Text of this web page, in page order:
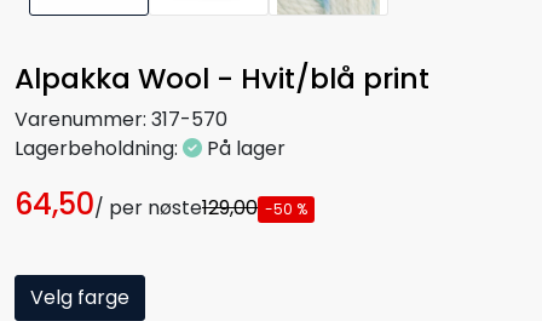
Alpakka Wool - Hvit/blå print
Varenummer: 317-570
Lagerbeholdning:
På lager
64,50/ per nøste129,00 -50 %
Velg farge